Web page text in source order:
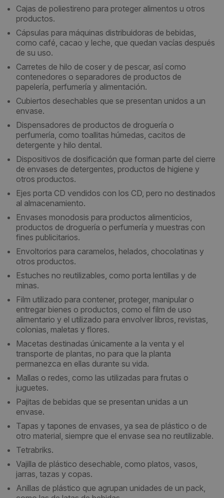
Cajas de poliestireno para proteger alimentos u otros
productos.
Cápsulas para máquinas distribuidoras de bebidas,
como café, cacao y leche, que quedan vacías después
de su uso.
Carretes de hilo de coser y de pescar, así como
contenedores o separadores de productos de
papelería, perfumería y alimentación.
Cubiertos desechables que se presentan unidos a un
envase.
Dispensadores de productos de droguería o
perfumería, como toallitas húmedas, cacitos de
detergente y hilo dental.
Dispositivos de dosificación que forman parte del cierre
de envases de detergentes, productos de higiene y
otros productos.
Ejes porta CD vendidos con los CD, pero no destinados
al almacenamiento.
Envases monodosis para productos alimenticios,
productos de droguería o perfumería y muestras con
fines publicitarios.
Envoltorios para caramelos, helados, chocolatinas y
otros productos.
Estuches no reutilizables, como porta lentillas y de
minas.
Film utilizado para contener, proteger, manipular o
entregar bienes o productos, como el film de uso
alimentario y el utilizado para envolver libros, revistas,
colonias, maletas y flores.
Macetas destinadas únicamente a la venta y el
transporte de plantas, no para que la planta
permanezca en ellas durante su vida.
Mallas o redes, como las utilizadas para frutas o
juguetes.
Pajitas de bebidas que se presentan unidas a un
envase.
Tapas y tapones de envases, ya sea de plástico o de
otro material, siempre que el envase sea no reutilizable.
Tetrabriks.
Vajilla de plástico desechable, como platos, vasos,
jarras, tazas y copas.
Anillas de plástico que agrupan unidades de un pack,